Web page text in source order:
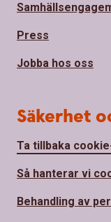
Press
Jobba hos oss
Säkerhet
Ta tillbaka
Så hanterar vi
Behandling av